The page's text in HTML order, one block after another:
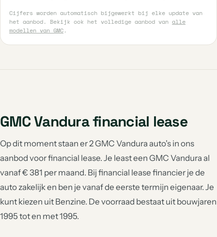
Cijfers worden automatisch bijgewerkt bij elke update van
het aanbod. Bekijk ook het volledige aanbod van alle
modellen van GMC.
GMC Vandura financial lease
Op dit moment staan er 2 GMC Vandura auto's in ons
aanbod voor financial lease. Je least een GMC Vandura al
vanaf € 381 per maand. Bij financial lease financier je de
auto zakelijk en ben je vanaf de eerste termijn eigenaar. Je
kunt kiezen uit Benzine. De voorraad bestaat uit bouwjaren
1995 tot en met 1995.